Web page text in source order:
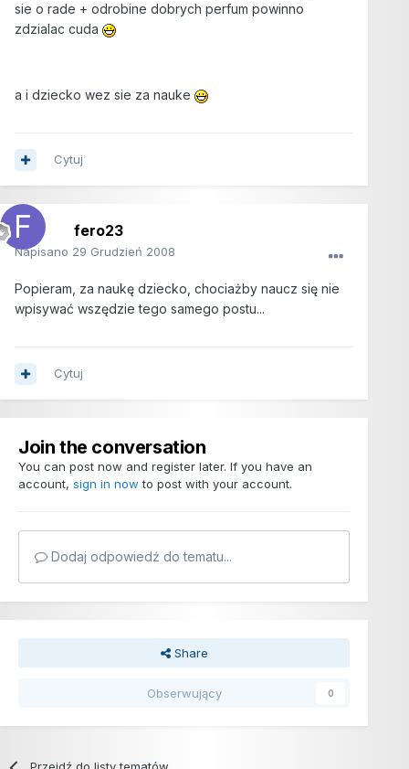
sie o rade + odrobine dobrych perfum powinno
zdzialac cuda
a i dziecko wez sie za nauke
Cytuj
fero23
Napisano 29 Grudzień 2008
Popieram, za naukę dziecko, chociażby naucz się nie
wpisywać wszędzie tego samego postu...
Cytuj
Join the conversation
You can post now and register later. If you have an
account, sign in now to post with your account.
Dodaj odpowiedź do tematu...
Share
Obserwujący 0